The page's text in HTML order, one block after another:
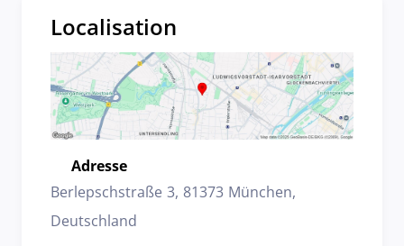
Localisation
Emplacement
Adresse
Berlepschstraße 3, 81373 München,
Deutschland